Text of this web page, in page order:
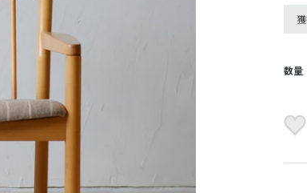
数量